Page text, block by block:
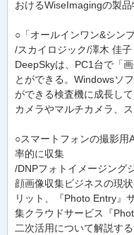
おけるWiseImagingの製品
○「オールインワン&シン
/スカイロジック/澤木 佳子
DeepSkyは、PC1台で「
とができる。Windowsソ
ができる検査機に成長し
カメラやマルチカメラ、
○スマートフォンの撮影用
率的に収集
/DNPフォトイメージング
顔画像収集ビジネスの現
リット、『Photo Entry』
集クラウドサービス『
二次活用について解説する